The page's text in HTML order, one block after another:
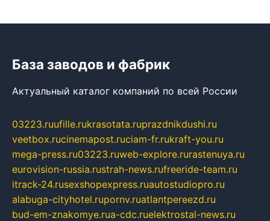
База заводов и фабрик
Актуальный каталог компаний по всей России
03223.ruufille.rukrasotata.ruprazdnikdushi.ru
veetbox.rucinemapost.ruciam-fr.rukraft-you.ru
mega-press.ru03223.ruweb-explore.rurastenuya.ru
eurovision-russia.rustrah-news.rufreeride-team.ru
itrack-24.rusexshopexpress.ruautostudiopro.ru
alabuga-cityhotel.rupornv.ruatlantpereezd.ru
bud-em-znakomye.rua-cdc.ruelektrostal-news.ru